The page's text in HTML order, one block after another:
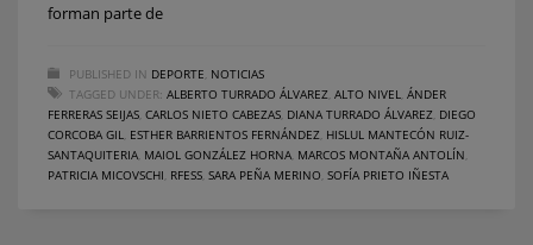
forman parte de
PUBLISHED IN DEPORTE NOTICIAS
TAGGED UNDER: ALBERTO TURRADO ÁLVAREZ ALTO NIVEL ÁNDER
FERRERAS SEIJAS CARLOS NIETO CABEZAS DIANA TURRADO ÁLVAREZ DIEGO
CORCOBA GIL
ESTHER BARRIENTOS FERNÁNDEZ HISLUL MANTECÓN RUIZ-
SANTAQUITERIA MAIOL GONZÁLEZ HORNA MARCOS MONTAÑA ANTOLÍN
PATRICIA MICOVSCHI RFESS SARA PEÑA MERINO SOFÍA PRIETO IÑESTA